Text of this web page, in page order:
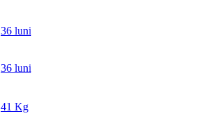
36 luni
36 luni
41 Kg